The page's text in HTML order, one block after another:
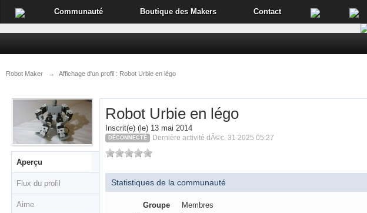
Communauté Boutique des Makers Contact
Robot Maker → Affichage d'un profil : Robot Urbie en légo
Aperçu
Flux du profil
Aime
Robot Urbie en légo
Inscrit(e) (le) 13 mai 2014
DÉCONNECTÉ Dernière activité dÃ©c. 31 2025 05:27
Statistiques de la communauté
Groupe
Membres